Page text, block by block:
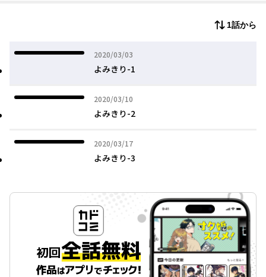
1話から
2020/03/03
2020年03月03日
よみきり-1
2020/03/10
2020年03月10日
よみきり-2
2020/03/17
2020年03月17日
よみきり-3